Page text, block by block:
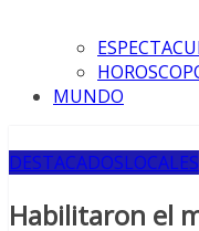
MUNDO
DESTACADOSLOCALES
Habilitaron el